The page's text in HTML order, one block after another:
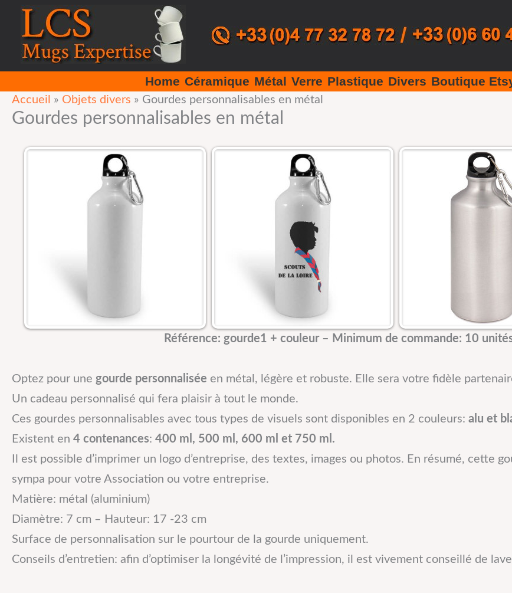
Aller
contenu
Home Céramique Métal Verre Plastique Divers Boutique
Accueil » Objets divers » Gourdes personnalisables en métal
Gourdes personnalisables en métal
Référence: gourde1 + couleur – Minimum de commande: 10
Optez pour une gourde personnalisée en métal, légère et robuste. Elle sera votre fidèle
Un cadeau personnalisé qui fera plaisir à tout le monde.
Ces gourdes personnalisables avec tous types de visuels sont disponibles en 2 couleurs: alu et
Existent en 4 contenances: 400 ml, 500 ml, 600 ml et 750 ml.
Il est possible d’imprimer un logo d’entreprise, des textes, images ou photos. En résumé, cette
sympa pour votre Association ou votre entreprise.
Matière: métal (aluminium)
Diamètre: 7 cm – Hauteur: 17 -23 cm
Surface de personnalisation sur le pourtour de la gourde uniquement.
Conseils d’entretien: afin d’optimiser la longévité de l’impression, il est vivement conseillé de